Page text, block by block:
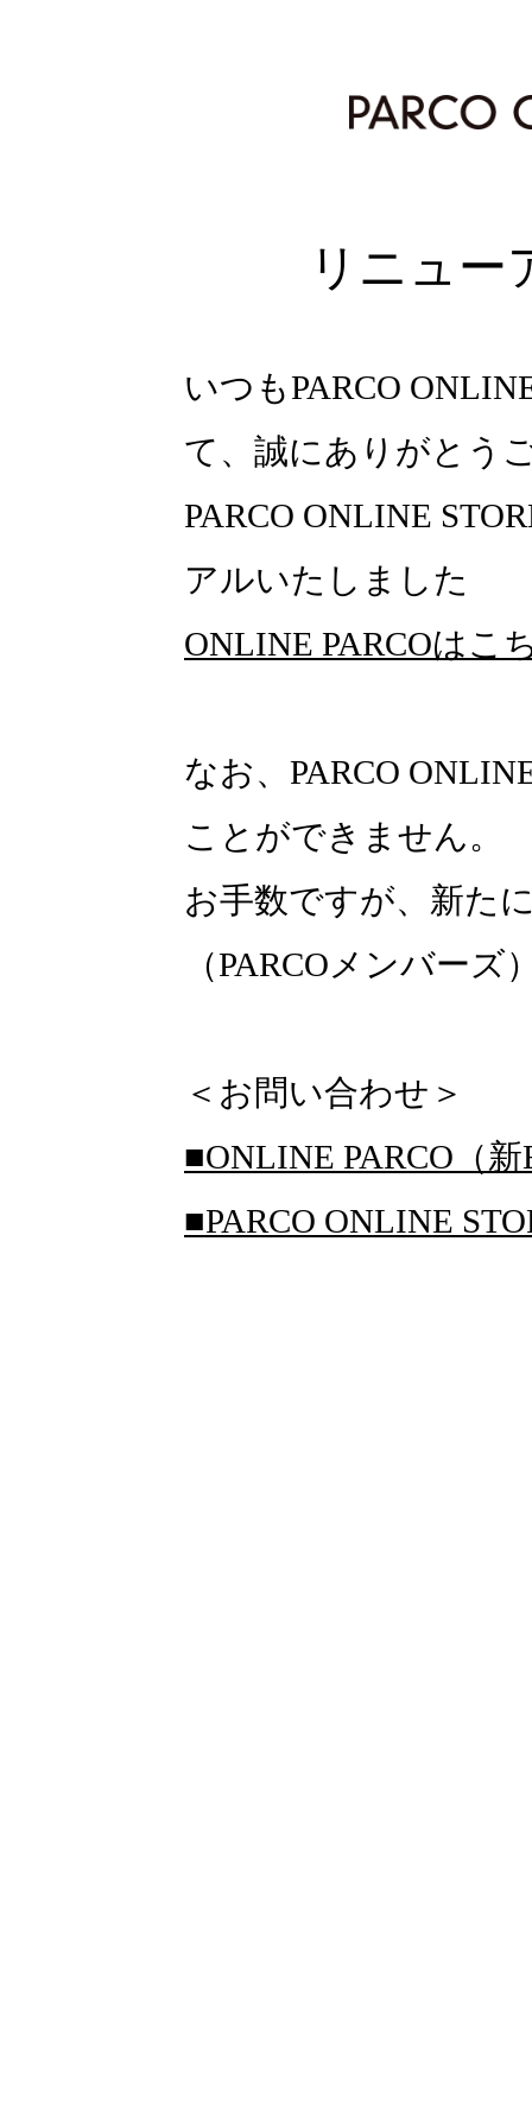
リニュー
いつもPARCO
て、誠にありがとう
PARCO ONLINE
アルいたしました
ONLINE PARCOはこ
なお、PARCO
ことができません。
お手数ですが、新た
（PARCOメンバー
＜お問い合わせ＞
■ONLINE PARCO（新
■PARCO ONLINE